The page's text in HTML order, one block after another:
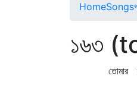
HomeSongs
১৬৩
তোমার নাম